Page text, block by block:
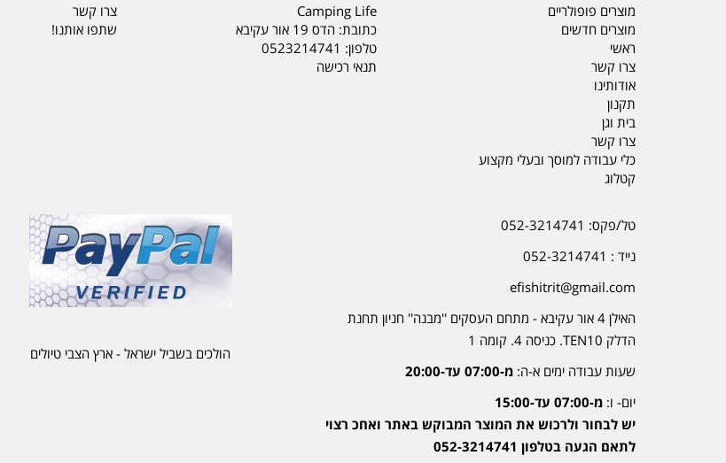
מוצרים פופולריים
מוצרים חדשים
ראשי
צרו קשר
אודותינו
תקנון
בית וגן
צרו קשר
כלי עבודה למוסך ובעלי מקצוע
קטלוג
Camping Life
כתובת: הדס 19 אור עקיבא
טלפון: 0523214741
תנאי רכישה
צרו קשר
שתפו אותנו!
טל/פקס: 052-3214741
נייד : 052-3214741
efishitrit@gmail.com
האילן 4 אור עקיבא - מתחם העסקים ''מבנה'' חניון תחנת
הדלק TEN10. כניסה 4. קומה 1
שעות עבודה ימים א-ה: מ-07:00 עד-20:00
יום- ו: מ-07:00 עד-15:00
יש לבחור ולרכוש את המוצר המבוקש באתר ואחכ רצוי
לתאם הגעה בטלפון 052-3214741
הולכים בשביל ישראל - ארץ הצבי טיולים